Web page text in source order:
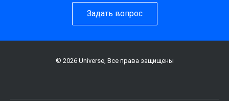
Задать вопрос
© 2026 Universe, Все права защищены